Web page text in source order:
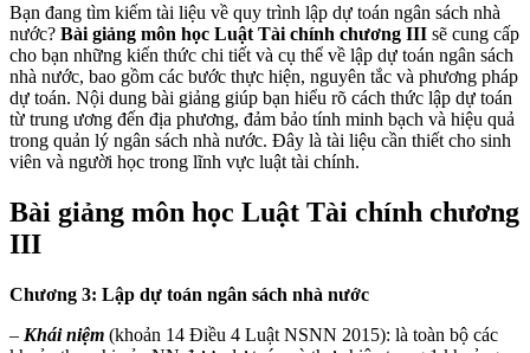
Bạn đang tìm kiếm tài liệu về quy trình lập dự toán ngân sách nhà
nước? Bài giảng môn học Luật Tài chính chương III sẽ cung cấp
cho bạn những kiến thức chi tiết và cụ thể về lập dự toán ngân sách
nhà nước, bao gồm các bước thực hiện, nguyên tắc và phương pháp
dự toán. Nội dung bài giảng giúp bạn hiểu rõ cách thức lập dự toán
từ trung ương đến địa phương, đảm bảo tính minh bạch và hiệu quả
trong quản lý ngân sách nhà nước. Đây là tài liệu cần thiết cho sinh
viên và người học trong lĩnh vực luật tài chính.
Bài giảng môn học Luật Tài chính chương
III
Chương 3: Lập dự toán ngân sách nhà nước
– Khái niệm (khoản 14 Điều 4 Luật NSNN 2015): là toàn bộ các